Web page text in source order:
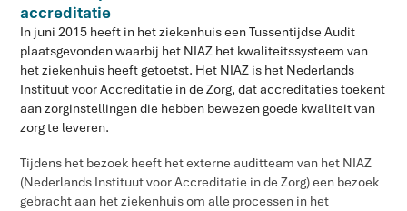
accreditatie
In juni 2015 heeft in het ziekenhuis een Tussentijdse Audit
plaatsgevonden waarbij het NIAZ het kwaliteitssysteem van
het ziekenhuis heeft getoetst. Het NIAZ is het Nederlands
Instituut voor Accreditatie in de Zorg, dat accreditaties toekent
aan zorginstellingen die hebben bewezen goede kwaliteit van
zorg te leveren.
Tijdens het bezoek heeft het externe auditteam van het NIAZ
(Nederlands Instituut voor Accreditatie in de Zorg) een bezoek
gebracht aan het ziekenhuis om alle processen in het